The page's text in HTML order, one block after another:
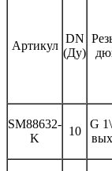
Артикул
DN
(Ду)
SM88632-
K
10
G